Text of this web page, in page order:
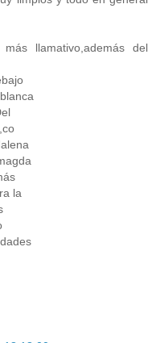
llamativo,además del
la